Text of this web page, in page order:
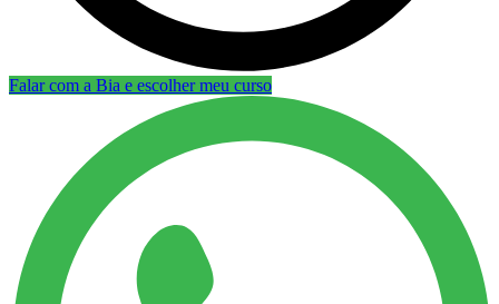
Falar com a Bia e escolher meu curso